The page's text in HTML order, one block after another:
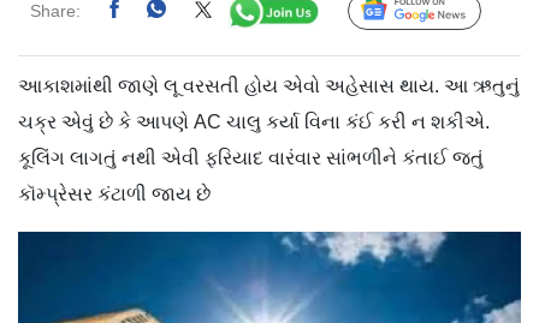
Share: Follow Us
આકાશમાંથી જાણે લૂ વરસતી હોય એવો અહેસાસ થાય. આ ઋતુનું
ચક્ર એવું છે કે આપણે AC ચાલુ કર્યા વિના કંઈ કરી ન શકીએ.
કૂલિંગ લાગતું નથી એવી ફરિયાદ વારંવાર સાંભળીને કંતાઈ જતું
કૉમ્પ્રેસર કંટાળી જાય છે